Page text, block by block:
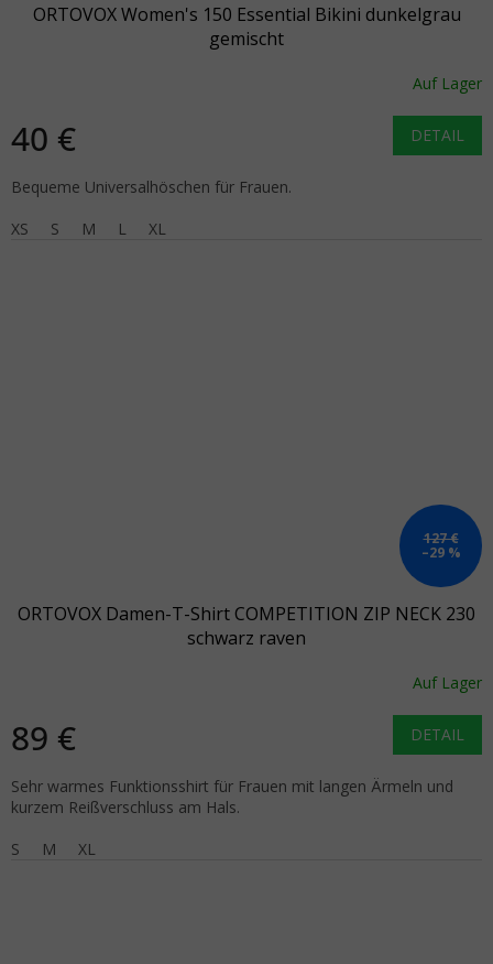
ORTOVOX Women's 150 Essential Bikini dunkelgrau
gemischt
Auf Lager
40 € DETAIL
Bequeme Universalhöschen für Frauen.
XS
S M L XL
127 €
–29 %
ORTOVOX Damen-T-Shirt COMPETITION ZIP NECK 230
schwarz raven
Auf Lager
89 € DETAIL
Sehr warmes Funktionsshirt für Frauen mit langen Ärmeln und
kurzem Reißverschluss am Hals.
S
M XL